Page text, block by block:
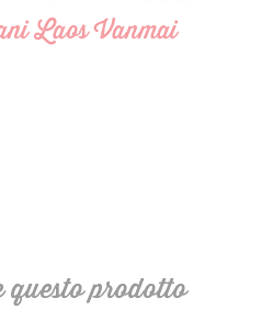
Laos Vanmai
questo prodotto